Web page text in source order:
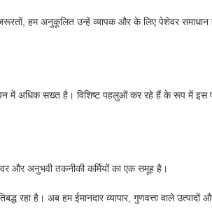
हम अनुकूलित उन्हें व्यापक और के लिए पेशेवर समाधान
में अधिक सख्त है। विशिष्ट पहलुओं कर रहे हैं के रूप में इस
और अनुभवी तकनीकी कर्मियों का एक समूह है।
रहा है। अब हम ईमानदार व्यापार, गुणवत्ता वाले